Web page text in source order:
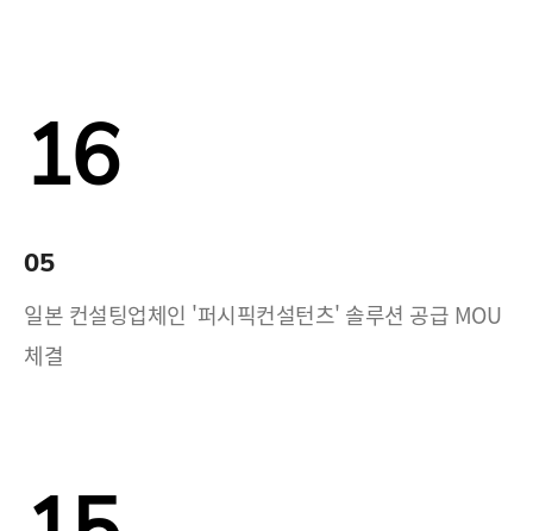
16
05
일본 컨설팅업체인 '퍼시픽컨설턴츠' 솔루션 공급 MOU
체결